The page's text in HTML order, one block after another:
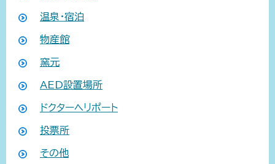
温泉・宿泊
物産館
窯元
AED設置場所
ドクターヘリポート
投票所
その他